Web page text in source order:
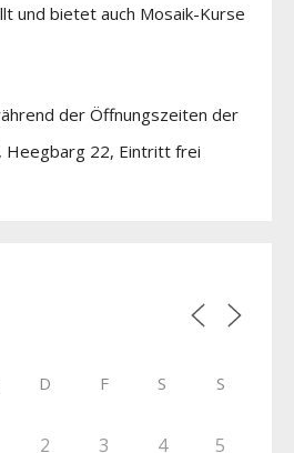
und bietet auch Mosaik-Kurse
der Öffnungszeiten der
Heegbarg 22, Eintritt frei
D F S S
2 3 4 5